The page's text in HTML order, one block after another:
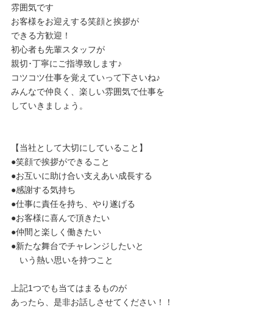
雰囲気です
お客様をお迎えする笑顔と挨拶が
できる方歓迎！
初心者も先輩スタッフが
親切･丁寧にご指導致します♪
コツコツ仕事を覚えていって下さいね♪
みんなで仲良く、楽しい雰囲気で仕事を
していきましょう。
【当社として大切にしていること】
●笑顔で挨拶ができること
●お互いに助け合い支えあい成長する
●感謝する気持ち
●仕事に責任を持ち、やり遂げる
●お客様に喜んで頂きたい
●仲間と楽しく働きたい
●新たな舞台でチャレンジしたいと
いう熱い思いを持つこと
上記1つでも当てはまるものが
あったら、是非お話しさせてください！！